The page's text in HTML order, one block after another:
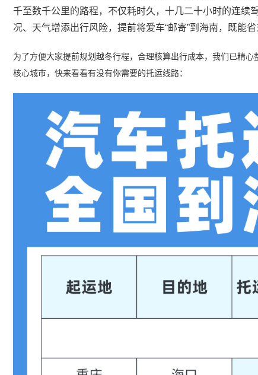
千至数千公里的路程，不仅耗时久，十几二十小时的连续
况、天气增添出行风险，提前将爱车“邮寄”到海南，既能
为了方便大家提前规划越冬行程，合理核算出行成本，我们已精
核心城市，快来看看有没有你需要的托运线路：